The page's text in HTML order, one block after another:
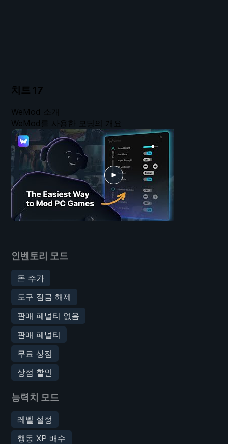
치트 17
인벤토리 모드
돈 추가
도구 잠금 해제
판매 페널티 없음
판매 페널티
무료 상점
상점 할인
능력치 모드
레벨 설정
행동 XP 배수
WeMod 소개
WeMod를 사용한 모딩의 개요